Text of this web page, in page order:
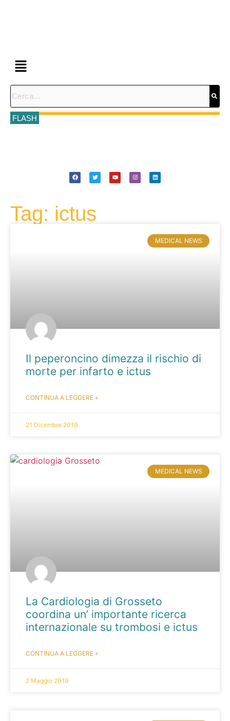
FLASH
Tag: ictus
MEDICAL NEWS
Il peperoncino dimezza il rischio di
morte per infarto e ictus
CONTINUA A LEGGERE »
21 Dicembre 2019
MEDICAL NEWS
La Cardiologia di Grosseto
coordina un’ importante ricerca
internazionale su trombosi e ictus
CONTINUA A LEGGERE »
2 Maggio 2019